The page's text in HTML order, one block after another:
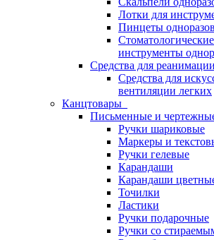
Лотки для
Пинцеты
инструменты
Средства для
Средства для
вентиляции легких
Канцтовары
Письменные и
Ручки шариковые
Маркеры и
Ручки гелевые
Карандаши
Карандаши
Точилки
Ластики
Ручки подарочные
Ручки со